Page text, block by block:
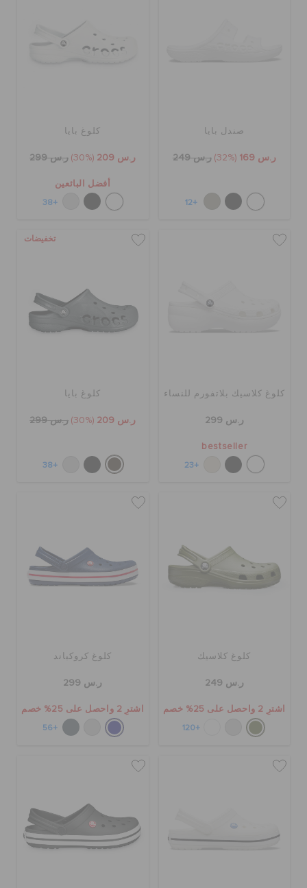
صندل بايا
ر.س 169 (32%) ر.س 249
+12
كلوغ بايا
ر.س 209 (30%) ر.س 299
أفضل البائعين
+38
كلوغ كلاسيك بلاتفورم للنساء
ر.س 299
bestseller
+23
تخفيضات
كلوغ بايا
ر.س 209 (30%) ر.س 299
+38
كلوغ كلاسيك
ر.س 249
اشترِ 2 واحصل على 25% خصم
+120
كلوغ كروكباند
ر.س 299
اشترِ 2 واحصل على 25% خصم
+56